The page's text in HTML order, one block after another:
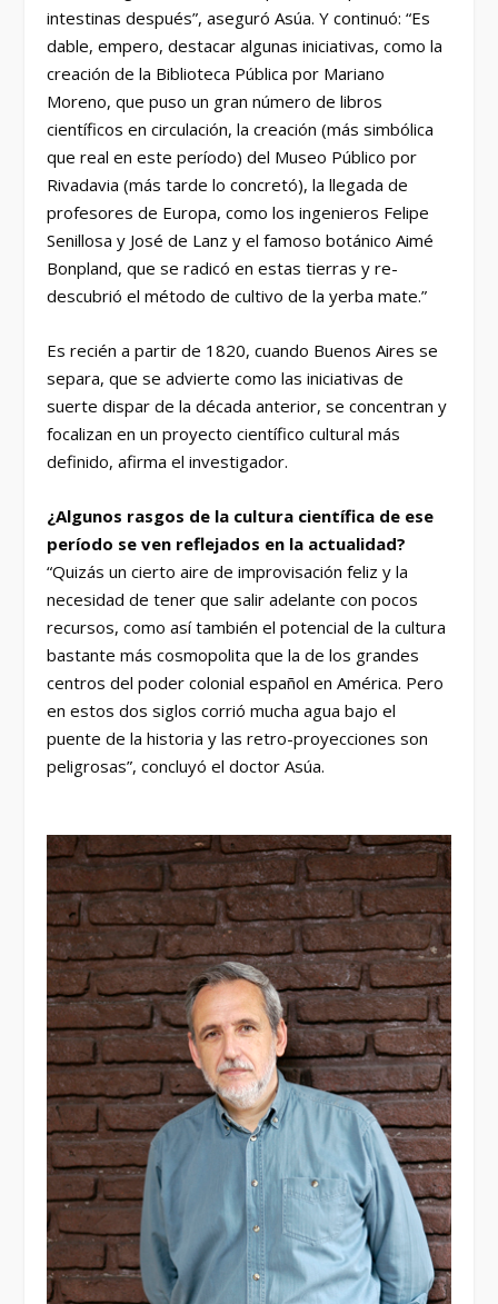
intestinas después”, aseguró Asúa. Y continuó: “Es
dable, empero, destacar algunas iniciativas, como la
creación de la Biblioteca Pública por Mariano
Moreno, que puso un gran número de libros
científicos en circulación, la creación (más simbólica
que real en este período) del Museo Público por
Rivadavia (más tarde lo concretó), la llegada de
profesores de Europa, como los ingenieros Felipe
Senillosa y José de Lanz y el famoso botánico Aimé
Bonpland, que se radicó en estas tierras y re-
descubrió el método de cultivo de la yerba mate.”
Es recién a partir de 1820, cuando Buenos Aires se
separa, que se advierte como las iniciativas de
suerte dispar de la década anterior, se concentran y
focalizan en un proyecto científico cultural más
definido, afirma el investigador.
¿Algunos rasgos de la cultura científica de ese
período se ven reflejados en la actualidad?
“Quizás un cierto aire de improvisación feliz y la
necesidad de tener que salir adelante con pocos
recursos, como así también el potencial de la cultura
bastante más cosmopolita que la de los grandes
centros del poder colonial español en América. Pero
en estos dos siglos corrió mucha agua bajo el
puente de la historia y las retro-proyecciones son
peligrosas”, concluyó el doctor Asúa.